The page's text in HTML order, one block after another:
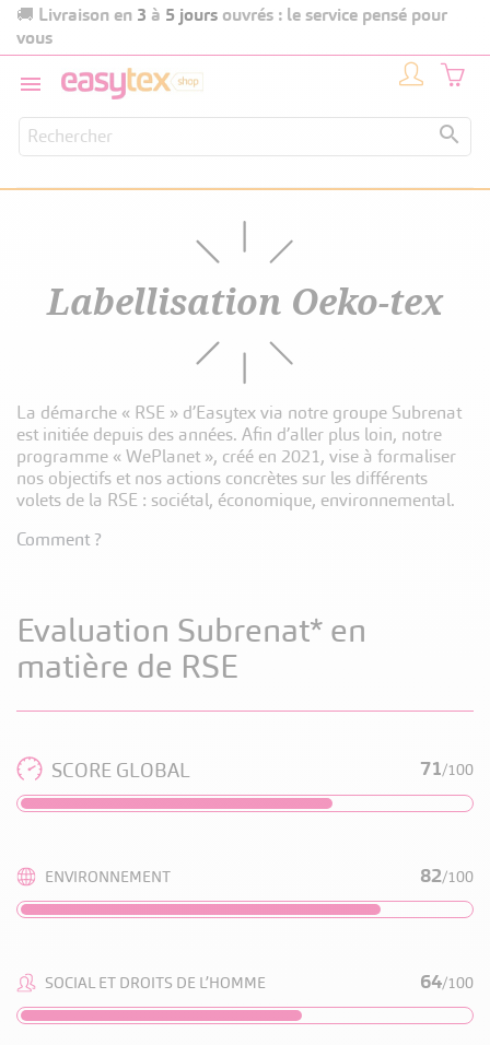
🚚 Livraison en 3 à 5 jours ouvrés : le service pensé pour
vous


Labellisation Oeko-tex
La démarche « RSE » d’Easytex via notre groupe Subrenat
est initiée depuis des années. Afin d’aller plus loin, notre
programme « WePlanet », créé en 2021, vise à formaliser
nos objectifs et nos actions concrètes sur les différents
volets de la RSE : sociétal, économique, environnemental.
Comment ?
Evaluation Subrenat* en
matière de RSE
SCORE GLOBAL 71/100
ENVIRONNEMENT 82/100
SOCIAL ET DROITS DE L’HOMME 64/100